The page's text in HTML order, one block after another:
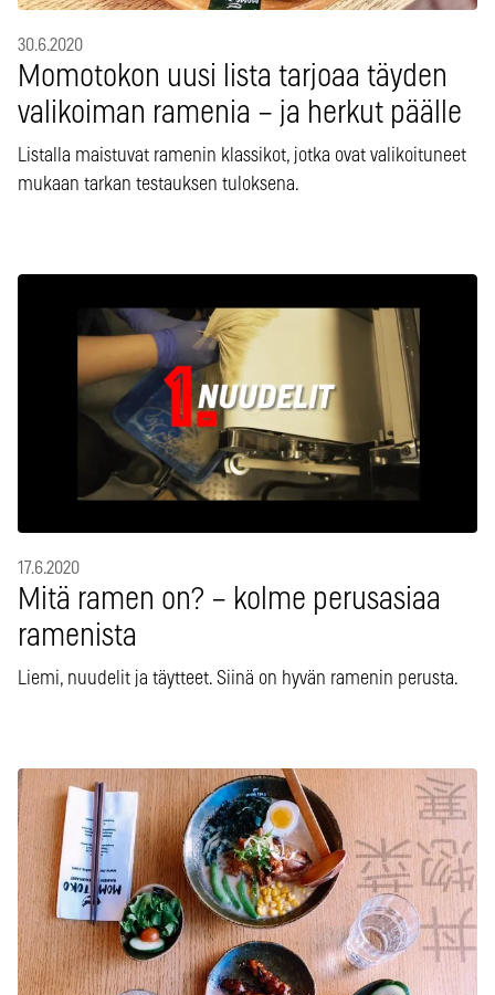
30.6.2020
Momotokon uusi lista tarjoaa täyden
valikoiman ramenia – ja herkut päälle
Listalla maistuvat ramenin klassikot, jotka ovat valikoituneet
mukaan tarkan testauksen tuloksena.
17.6.2020
Mitä ramen on? – kolme perusasiaa
ramenista
Liemi, nuudelit ja täytteet. Siinä on hyvän ramenin perusta.